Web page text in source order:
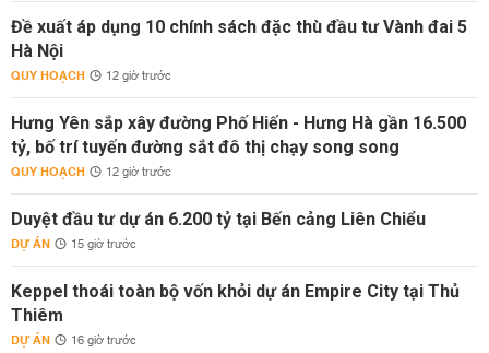
Đề xuất áp dụng 10 chính sách đặc thù đầu tư Vành đai 5
Hà Nội
QUY HOẠCH 12 giờ trước
Hưng Yên sắp xây đường Phố Hiến - Hưng Hà gần 16.500
tỷ, bố trí tuyến đường sắt đô thị chạy song song
QUY HOẠCH 12 giờ trước
Duyệt đầu tư dự án 6.200 tỷ tại Bến cảng Liên Chiểu
DỰ ÁN 15 giờ trước
Keppel thoái toàn bộ vốn khỏi dự án Empire City tại Thủ
Thiêm
DỰ ÁN 16 giờ trước